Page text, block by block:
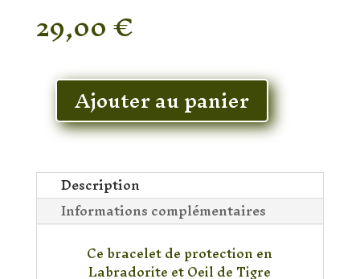
29,00€
En stock
quantité
Bracelet
Labradorite
&
Oeil
Ajouter au panier
Description
Informations complémentaires
Ce bracelet de protection en
Labradorite et Oeil de Tigre